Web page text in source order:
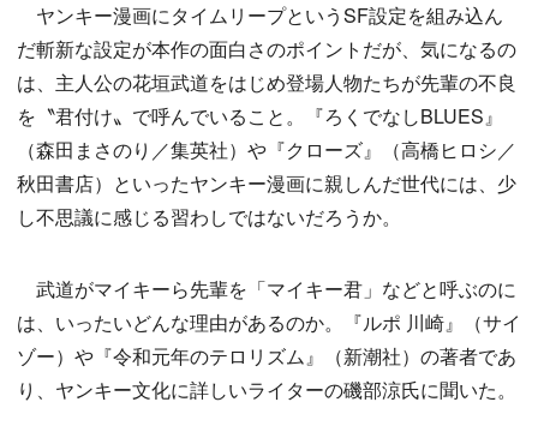
ヤンキー漫画にタイムリープというSF設定を組み込ん
だ斬新な設定が本作の面白さのポイントだが、気になるの
は、主人公の花垣武道をはじめ登場人物たちが先輩の不良
を〝君付け〟で呼んでいること。『ろくでなしBLUES』
（森田まさのり／集英社）や『クローズ』（高橋ヒロシ／
秋田書店）といったヤンキー漫画に親しんだ世代には、少
し不思議に感じる習わしではないだろうか。
武道がマイキーら先輩を「マイキー君」などと呼ぶのに
は、いったいどんな理由があるのか。『ルポ 川崎』（サイ
ゾー）や『令和元年のテロリズム』（新潮社）の著者であ
り、ヤンキー文化に詳しいライターの磯部涼氏に聞いた。